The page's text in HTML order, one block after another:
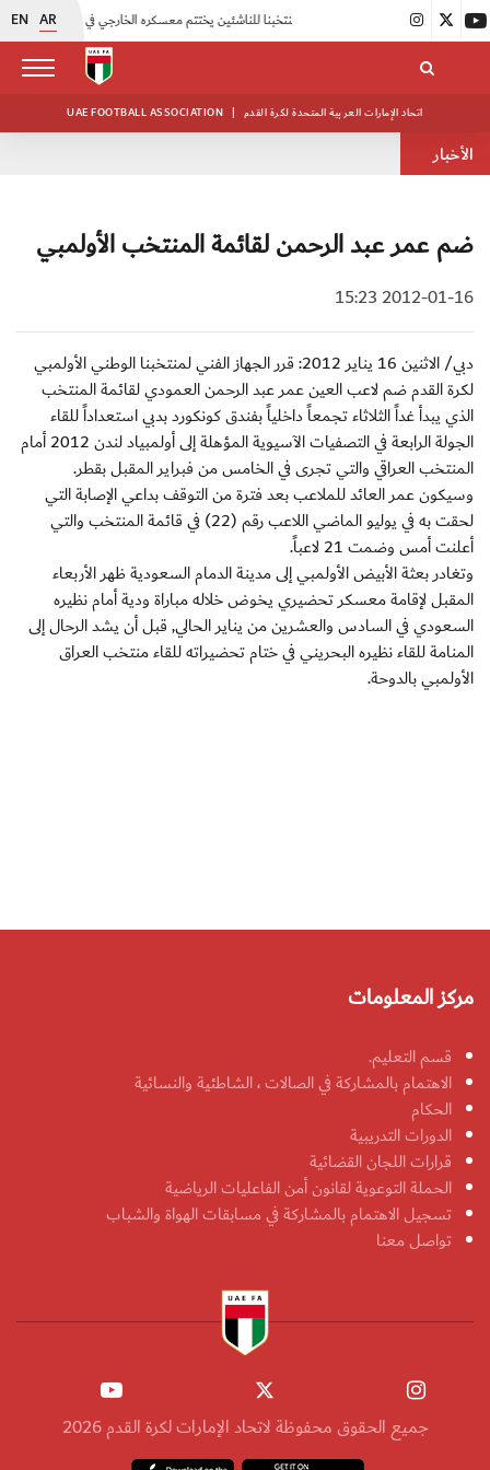
EN AR
اتحاد الكرة يُنظم ورشة عمل للمراقبين المعتمدين |
UAE FOOTBALL ASSOCIATION | اتحاد الإمارات العربية المتحدة لكرة القدم
الأخبار
ضم عمر عبد الرحمن لقائمة المنتخب الأولمبي
2012-01-16 15:23
دبي/ الاثنين 16 يناير 2012: قرر الجهاز الفني لمنتخبنا الوطني الأولمبي
لكرة القدم ضم لاعب العين عمر عبد الرحمن العمودي لقائمة المنتخب
الذي يبدأ غداً الثلاثاء تجمعاً داخلياً بفندق كونكورد بدبي استعداداً للقاء
الجولة الرابعة في التصفيات الآسيوية المؤهلة إلى أولمبياد لندن 2012 أمام
المنتخب العراقي والتي تجرى في الخامس من فبراير المقبل بقطر.
وسيكون عمر العائد للملاعب بعد فترة من التوقف بداعي الإصابة التي
لحقت به في يوليو الماضي اللاعب رقم (22) في قائمة المنتخب والتي
أعلنت أمس وضمت 21 لاعباً.
وتغادر بعثة الأبيض الأولمبي إلى مدينة الدمام السعودية ظهر الأربعاء
المقبل لإقامة معسكر تحضيري يخوض خلاله مباراة ودية أمام نظيره
السعودي في السادس والعشرين من يناير الحالي, قبل أن يشد الرحال إلى
المنامة للقاء نظيره البحريني في ختام تحضيراته للقاء منتخب العراق
الأولمبي بالدوحة.
مركز المعلومات
قسم التعليم.
الاهتمام بالمشاركة في الصالات ، الشاطئية والنسائية
الحكام
الدورات التدريبية
قرارات اللجان القضائية
الحملة التوعوية لقانون أمن الفاعليات الرياضية
تسجيل الاهتمام بالمشاركة في مسابقات الهواة والشباب
تواصل معنا
جميع الحقوق محفوظة لاتحاد الإمارات لكرة القدم 2026